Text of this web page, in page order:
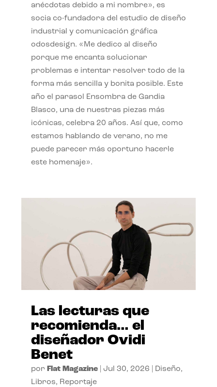
anécdotas debido a mi nombre», es
socia co-fundadora del estudio de diseño
industrial y comunicación gráfica
odosdesign. «Me dedico al diseño
porque me encanta solucionar
problemas e intentar resolver todo de la
forma más sencilla y bonita posible. Este
año el parasol Ensombra de Gandia
Blasco, una de nuestras piezas más
icónicas, celebra 20 años. Así que, como
estamos hablando de verano, no me
puede parecer más oportuno hacerle
este homenaje».
Las lecturas que
recomienda… el
diseñador Ovidi
Benet
por Flat Magazine| Jul 30, 2026 Diseño,
Libros, Reportaje